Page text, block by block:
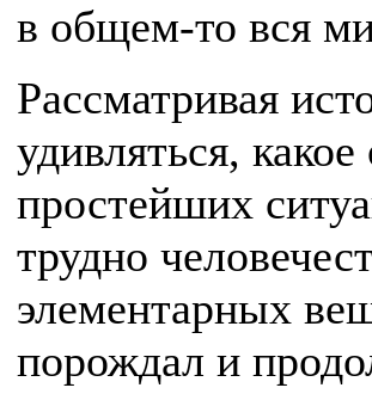
в общем-то вся
Рассматривая
удивляться,
простейших
трудно
элементарных
порождал и